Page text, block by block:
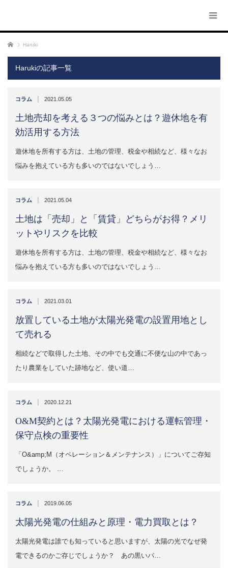
ホーム Haruki
Harukiの記事一覧
コラム | 2021.05.05
土地売却を考える３つの悩みとは？遊休地を有
効活用する方法
遊休地を所有する方は、土地の管理、税金や相続など、様々なお
悩みを抱えている方も多いのではないでしょう…
コラム | 2021.05.04
土地は「売却」と「賃貸」どちらがお得？メリ
ットやリスクを比較
遊休地を所有する方は、土地の管理、税金や相続など、様々なお
悩みを抱えている方も多いのではないでしょう…
コラム | 2021.03.01
放置している土地が太陽光発電の設置用地とし
て売れる
相続などで取得した土地、その中でも交通に不便な山の中であっ
たり農業をしていた跡地など、使い道…
コラム | 2020.12.21
O&M契約とは？太陽光発電における運転管理・
保守点検の重要性
「O&amp;M（オペレーション＆メンテナンス）」についてご存知
でしょうか。 …
コラム | 2019.06.05
太陽光発電の仕組みと原理・電力買取とは？
太陽光発電は誰でも知っていると思いますが、太陽の光でなぜ発
電できるのかご存じでしょうか？ あの黒いパ…